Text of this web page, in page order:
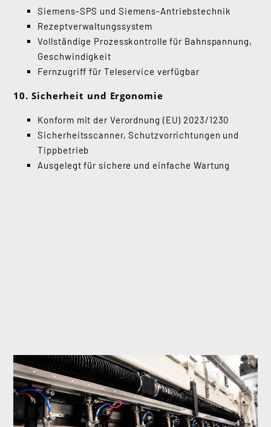
Siemens-SPS und Siemens-Antriebstechnik
Rezeptverwaltungssystem
Vollständige Prozesskontrolle für Bahnspannung,
Geschwindigkeit
Fernzugriff für Teleservice verfügbar
10. Sicherheit und Ergonomie
Konform mit der Verordnung (EU) 2023/1230
Sicherheitsscanner, Schutzvorrichtungen und
Tippbetrieb
Ausgelegt für sichere und einfache Wartung